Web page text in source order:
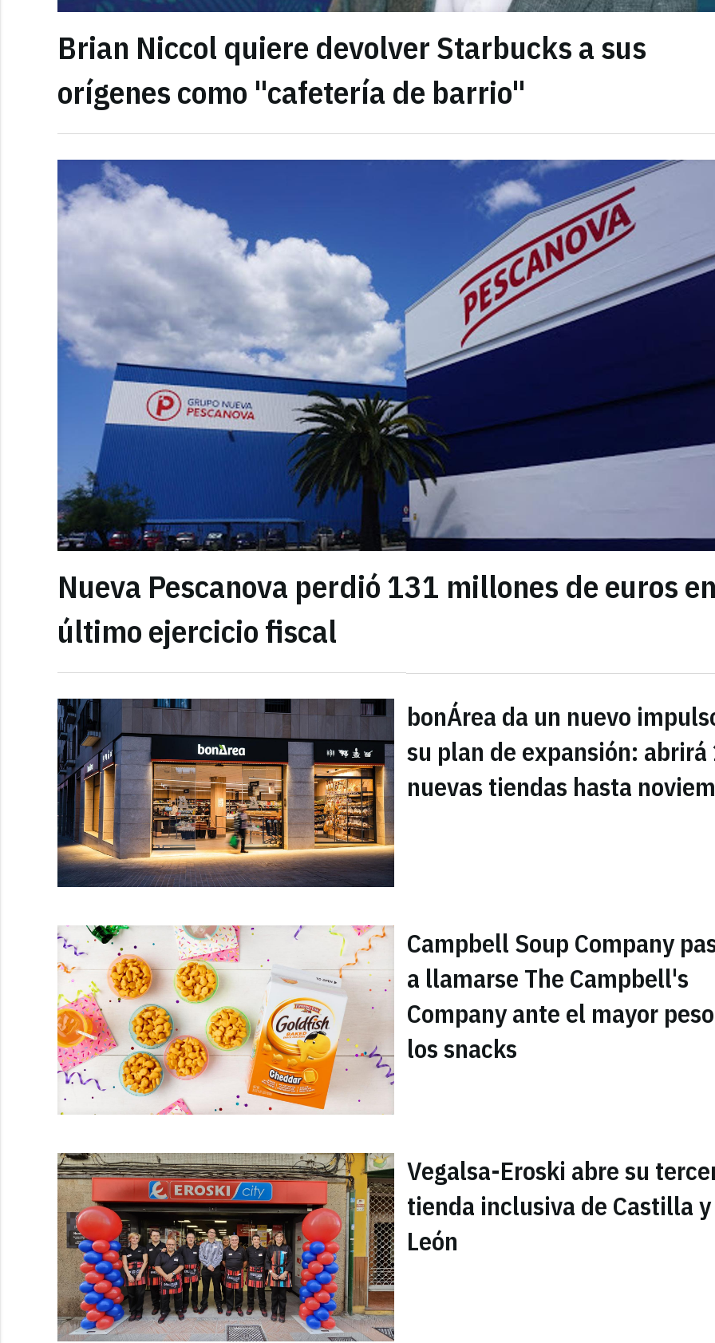
Brian Niccol quiere devolver Starbucks a sus
orígenes como "cafetería de barrio"
Nueva Pescanova perdió 131 millones de euros
último ejercicio fiscal
bonÁrea da un nuevo
su plan de expansión: abrirá
nuevas tiendas hasta
Campbell Soup Company
a llamarse The Campbell's
Company ante el mayor
los snacks
Vegalsa-Eroski abre su
tienda inclusiva de Castilla y
León